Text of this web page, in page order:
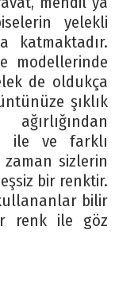
yelekli
katmaktadır.
modellerinde
de oldukça
şıklık
ile ve farklı
sizlerin
bir renktir.
bilir
renk ile göz